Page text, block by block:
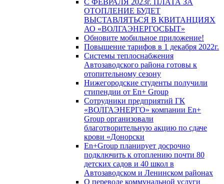
С ФЕВРАЛЯ 2023г. ПЛАТА ЗА
ОТОПЛЕНИЕ БУДЕТ
ВЫСТАВЛЯТЬСЯ В КВИТАНЦИЯХ
АО «ВОЛГАЭНЕРГОСБЫТ»
Обновите мобильное приложение!
Повышение тарифов в 1 декабря 2022г.
Системы теплоснабжения
Автозаводского района готовы к
отопительному сезону
Нижегородские студенты получили
стипендии от En+ Group
Сотрудники предприятий ГК
«ВОЛГАЭНЕРГО» компании En+
Group организовали
благотворительную акцию по сдаче
крови «Донорски
En+Group планирует досрочно
подключить к отоплению почти 80
детских садов и 40 школ в
Автозаводском и Ленинском районах
О переводе коммунальной услуги